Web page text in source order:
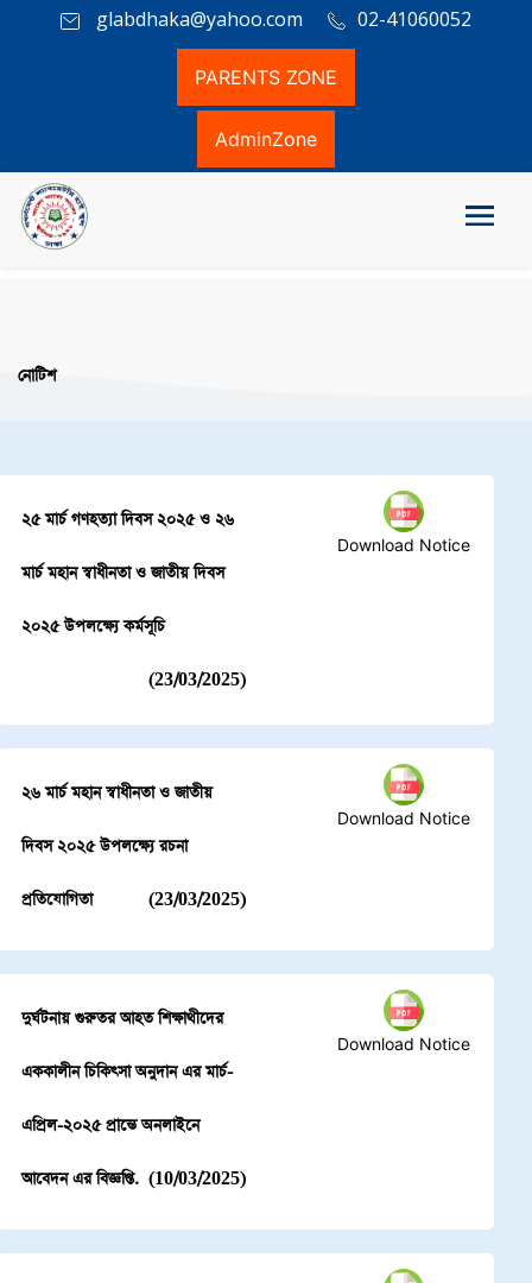
glabdhaka@yahoo.com 02-41060052
PARENTS ZONE
AdminZone
নোটিশ
২৫ মার্চ গণহত্যা দিবস ২০২৫ ও ২৬
মার্চ মহান স্বাধীনতা ও জাতীয় দিবস
২০২৫ উপলক্ষ্যে কর্মসূচি
(23/03/2025)
Download Notice
২৬ মার্চ মহান স্বাধীনতা ও জাতীয়
দিবস ২০২৫ উপলক্ষ্যে রচনা
প্রতিযোগিতা (23/03/2025)
Download Notice
দুর্ঘটনায় গুরুতর আহত শিক্ষাথীদের
এককালীন চিকিৎসা অনুদান এর মার্চ-
এপ্রিল-২০২৫ প্রান্তে অনলাইনে
আবেদন এর বিজ্ঞপ্তি. (10/03/2025)
Download Notice